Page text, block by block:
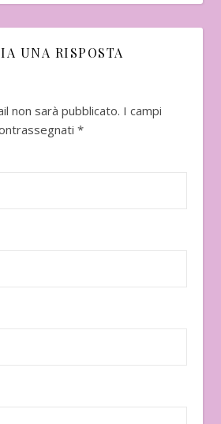
UNA RISPOSTA
non sarà pubblicato. I campi
*